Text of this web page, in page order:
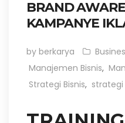
BRAND
KAMPANYE
by berkarya
Manajemen Bisnis,
Strategi Bisnis,